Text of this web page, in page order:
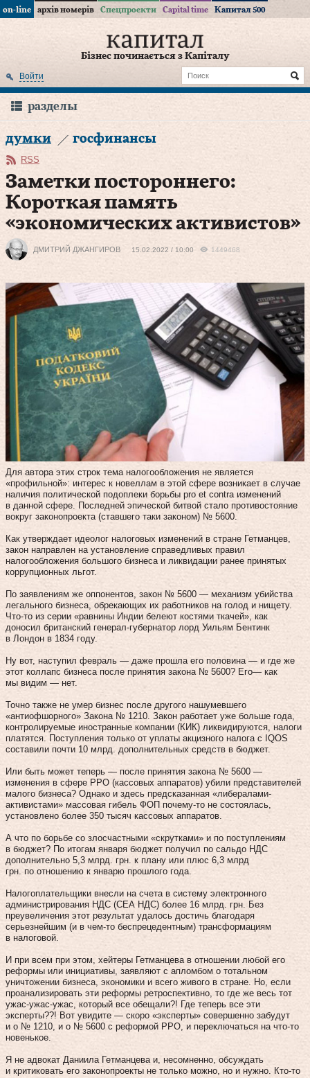
on-line архів номерів Спецпроекти Capital time Капитал 500
Бізнес починається з Капіталу
Войти
разделы
думки госфинансы
RSS
Заметки постороннего:
Короткая память
«экономических активистов»
ДМИТРИЙ ДЖАНГИРОВ 15.02.2022 / 10:00 1449468
Для автора этих строк тема налогообложения не является
«профильной»: интерес к новеллам в этой сфере возникает в случае
наличия политической подоплеки борьбы pro et contra изменений
в данной сфере. Последней эпической битвой стало противостояние
вокруг законопроекта (ставшего таки законом) № 5600.
Как утверждает идеолог налоговых изменений в стране Гетманцев,
закон направлен на установление справедливых правил
налогообложения большого бизнеса и ликвидации ранее принятых
коррупционных льгот.
По заявлениям же оппонентов, закон № 5600 — механизм убийства
легального бизнеса, обрекающих их работников на голод и нищету.
Что-то из серии «равнины Индии белеют костями ткачей», как
доносил британский генерал-губернатор лорд Уильям Бентинк
в Лондон в 1834 году.
Ну вот, наступил февраль — даже прошла его половина — и где же
этот коллапс бизнеса после принятия закона № 5600? Его— как
мы видим — нет.
Точно также не умер бизнес после другого нашумевшего
«антиофшорного» Закона № 1210. Закон работает уже больше года,
контролируемые иностранные компании (КИК) ликвидируются, налоги
платятся. Поступления только от уплаты акцизного налога с IQOS
составили почти 10 млрд. дополнительных средств в бюджет.
Или быть может теперь — после принятия закона № 5600 —
изменения в сфере РРО (кассовых аппаратов) убили представителей
малого бизнеса? Однако и здесь предсказанная «либералами-
активистами» массовая гибель ФОП почему-то не состоялась,
установлено более 350 тысяч кассовых аппаратов.
А что по борьбе со злосчастными «скрутками» и по поступлениям
в бюджет? По итогам января бюджет получил по сальдо НДС
дополнительно 5,3 млрд. грн. к плану или плюс 6,3 млрд
грн. по отношению к январю прошлого года.
Налогоплательщики внесли на счета в систему электронного
администрирования НДС (СЕА НДС) более 16 млрд. грн. Без
преувеличения этот результат удалось достичь благодаря
серьезнейшим (и в чем-то беспрецедентным) трансформациям
в налоговой.
И при всем при этом, хейтеры Гетманцева в отношении любой его
реформы или инициативы, заявляют с апломбом о тотальном
уничтожении бизнеса, экономики и всего живого в стране. Но, если
проанализировать эти реформы ретроспективно, то где же весь тот
ужас-ужас-ужас, который все обещали?! Где теперь все эти
эксперты??! Вот увидите — скоро «эксперты» совершенно забудут
и о № 1210, и о № 5600 с реформой РРО, и переключаться на что-то
новенькое.
Я не адвокат Даниила Гетманцева и, несомненно, обсуждать
и критиковать его законопроекты не только можно, но и нужно. Кто-то